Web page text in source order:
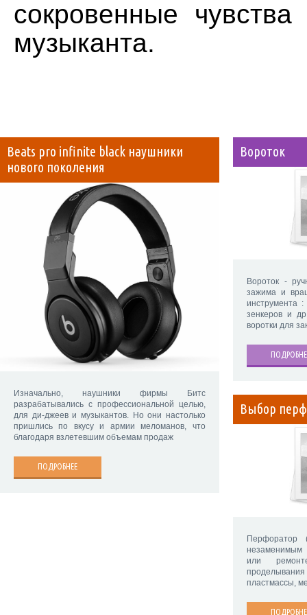
сокровенные
музыканта.
Beats pro infinite black наушники
нового поколения
Изначально, наушники фирмы Битс
разрабатывались с профессиональной целью,
для ди-джеев и музыкантов. Но они настолько
пришлись по вкусу и армии меломанов, что
благодаря взлетевшим объемам продаж
ПОДРОБНЕЕ
Вороток
Вороток -
зажима и
инструмента
зенкеров и
воротки для
Выбор
Перфоратор
незаменимым
или
пластмассы,